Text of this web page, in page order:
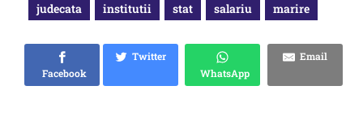
judecata institutii stat salariu marire
Facebook
Twitter
WhatsApp
Email